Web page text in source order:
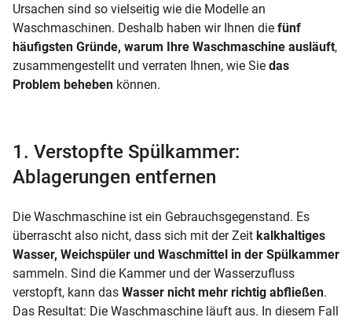
Ursachen sind so vielseitig wie die Modelle an
Waschmaschinen. Deshalb haben wir Ihnen die fünf
häufigsten Gründe, warum Ihre Waschmaschine ausläuft,
zusammengestellt und verraten Ihnen, wie Sie das
Problem beheben können.
1. Verstopfte Spülkammer:
Ablagerungen entfernen
Die Waschmaschine ist ein Gebrauchsgegenstand. Es
überrascht also nicht, dass sich mit der Zeit kalkhaltiges
Wasser, Weichspüler und Waschmittel in der Spülkammer
sammeln. Sind die Kammer und der Wasserzufluss
verstopft, kann das Wasser nicht mehr richtig abfließen.
Das Resultat: Die Waschmaschine läuft aus. In diesem Fall